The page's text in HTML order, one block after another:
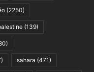
(2250)
(139)
sahara (471)